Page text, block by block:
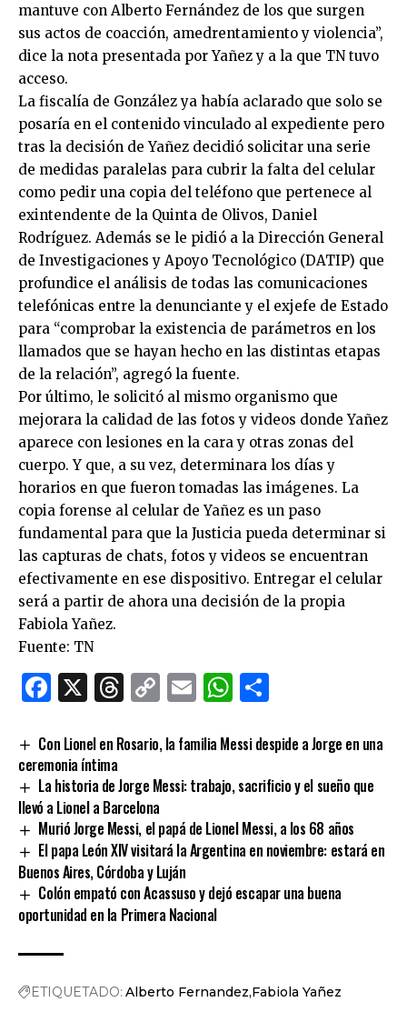
mantuve con Alberto Fernández de los que surgen
sus actos de coacción, amedrentamiento y violencia”,
dice la nota presentada por Yañez y a la que TN tuvo
acceso.
La fiscalía de González ya había aclarado que solo se
posaría en el contenido vinculado al expediente pero
tras la decisión de Yañez decidió solicitar una serie
de medidas paralelas para cubrir la falta del celular
como pedir una copia del teléfono que pertenece al
exintendente de la Quinta de Olivos, Daniel
Rodríguez. Además se le pidió a la Dirección General
de Investigaciones y Apoyo Tecnológico (DATIP) que
profundice el análisis de todas las comunicaciones
telefónicas entre la denunciante y el exjefe de Estado
para “comprobar la existencia de parámetros en los
llamados que se hayan hecho en las distintas etapas
de la relación”, agregó la fuente.
Por último, le solicitó al mismo organismo que
mejorara la calidad de las fotos y videos donde Yañez
aparece con lesiones en la cara y otras zonas del
cuerpo. Y que, a su vez, determinara los días y
horarios en que fueron tomadas las imágenes. La
copia forense al celular de Yañez es un paso
fundamental para que la Justicia pueda determinar si
las capturas de chats, fotos y videos se encuentran
efectivamente en ese dispositivo. Entregar el celular
será a partir de ahora una decisión de la propia
Fabiola Yañez.
Fuente: TN
Facebook
X Threads
CopyEmailWhatsApp
Con Lionel en Rosario, la familia Messi despide a Jorge en una
ceremonia íntima
La historia de Jorge Messi: trabajo, sacrificio y el sueño que
llevó a Lionel a Barcelona
Murió Jorge Messi, el papá de Lionel Messi, a los 68 años
El papa León XIV visitará la Argentina en noviembre: estará en
Buenos Aires, Córdoba y Luján
Colón empató con Acassuso y dejó escapar una buena
oportunidad en la Primera Nacional
ETIQUETADO: Alberto Fernandez Fabiola Yañez